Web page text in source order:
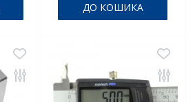
ДО КОШИКА